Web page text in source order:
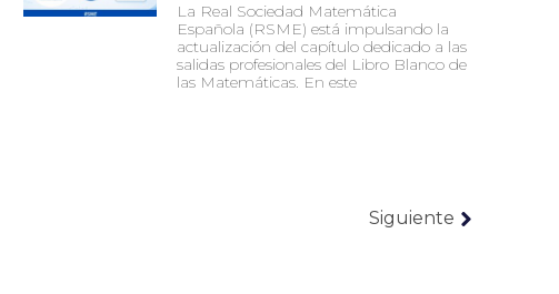
La Real Sociedad Matemática
Española (RSME) está impulsando la
actualización del capítulo dedicado a las
salidas profesionales del Libro Blanco de
las Matemáticas. En este
Siguiente